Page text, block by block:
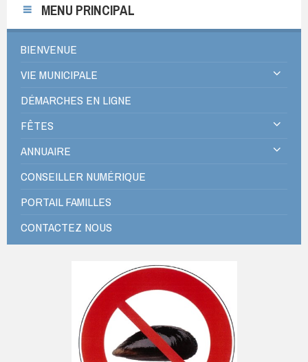
MENU PRINCIPAL
BIENVENUE
VIE MUNICIPALE
DÉMARCHES EN LIGNE
FÊTES
ANNUAIRE
CONSEILLER NUMÉRIQUE
PORTAIL FAMILLES
CONTACTEZ NOUS